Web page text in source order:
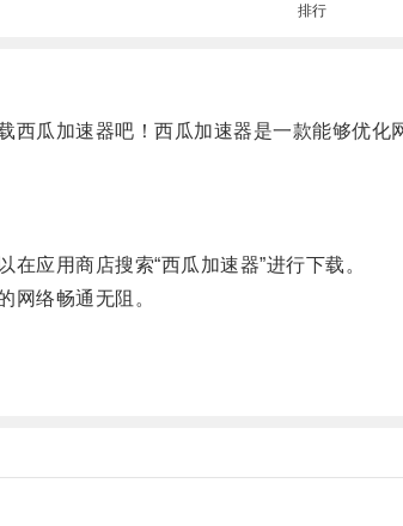
排行
瓜加速器吧！西瓜加速器是一款能够优化
应用商店搜索“西瓜加速器”进行下载。
络畅通无阻。